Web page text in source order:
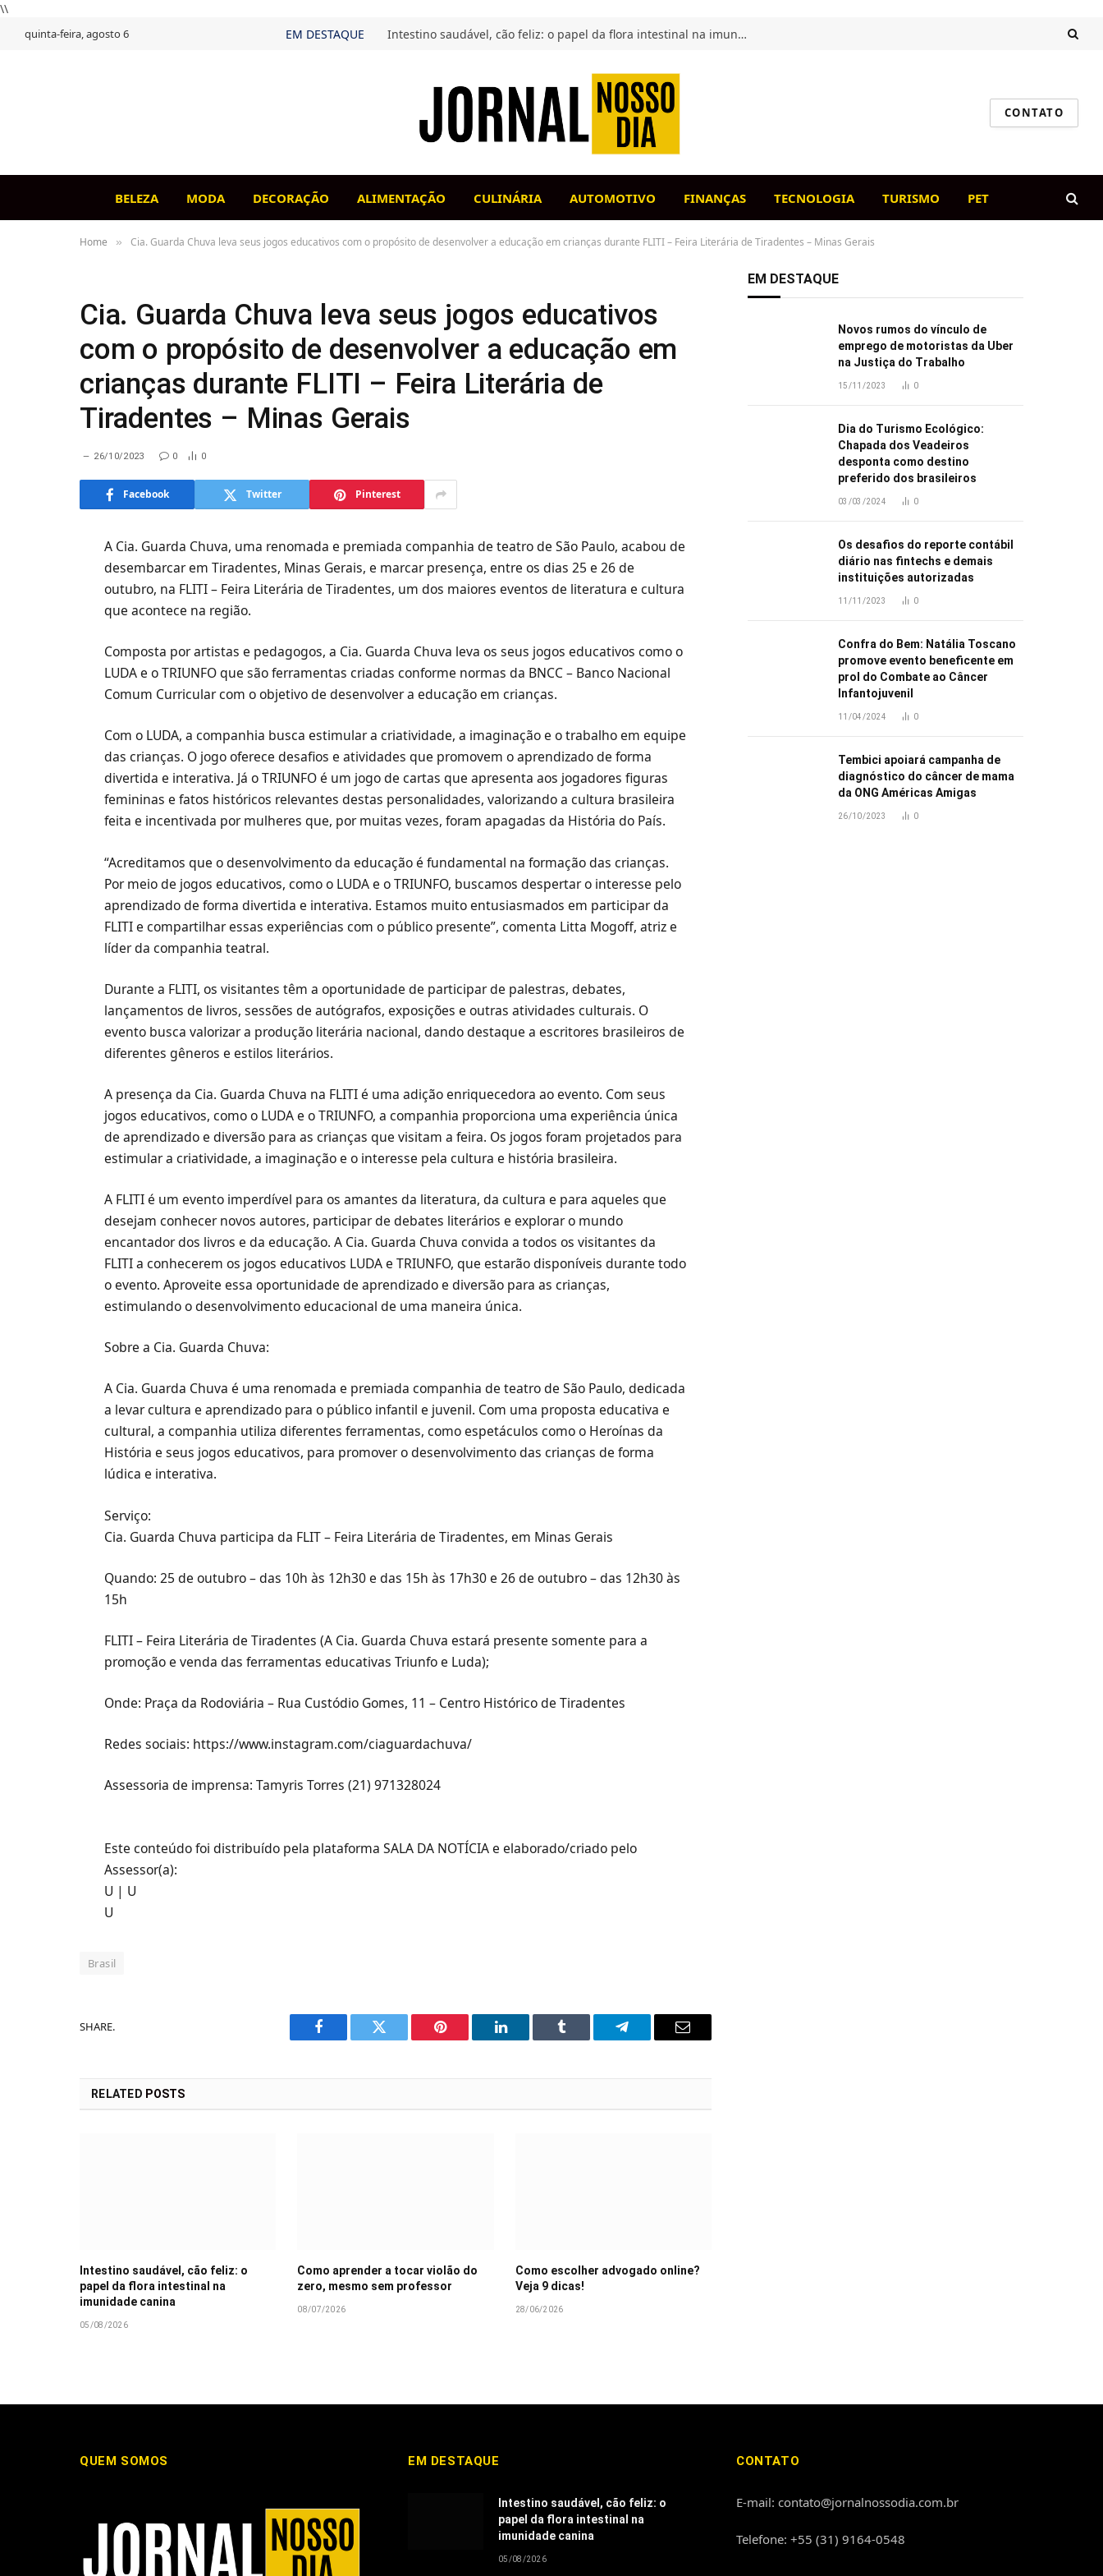
\\
quinta-feira, agosto 6 EM DESTAQUE Intestino saudável, cão feliz: o papel da flora intestinal na imunidade canina
CONTATO
BELEZA MODA DECORAÇÃO ALIMENTAÇÃO CULINÁRIA AUTOMOTIVO FINANÇAS TECNOLOGIA TURISMO PET
Home » Cia. Guarda Chuva leva seus jogos educativos com o propósito de desenvolver a educação em crianças durante FLITI – Feira Literária de Tiradentes – Minas Gerais
Cia. Guarda Chuva leva seus jogos educativos
com o propósito de desenvolver a educação em
crianças durante FLITI – Feira Literária de
Tiradentes – Minas Gerais
26/10/2023 0 0
Facebook Twitter Pinterest
A Cia. Guarda Chuva, uma renomada e premiada companhia de teatro de São Paulo, acabou de
desembarcar em Tiradentes, Minas Gerais, e marcar presença, entre os dias 25 e 26 de
outubro, na FLITI – Feira Literária de Tiradentes, um dos maiores eventos de literatura e cultura
que acontece na região.
Composta por artistas e pedagogos, a Cia. Guarda Chuva leva os seus jogos educativos como o
LUDA e o TRIUNFO que são ferramentas criadas conforme normas da BNCC – Banco Nacional
Comum Curricular com o objetivo de desenvolver a educação em crianças.
Com o LUDA, a companhia busca estimular a criatividade, a imaginação e o trabalho em equipe
das crianças. O jogo oferece desafios e atividades que promovem o aprendizado de forma
divertida e interativa. Já o TRIUNFO é um jogo de cartas que apresenta aos jogadores figuras
femininas e fatos históricos relevantes destas personalidades, valorizando a cultura brasileira
feita e incentivada por mulheres que, por muitas vezes, foram apagadas da História do País.
“Acreditamos que o desenvolvimento da educação é fundamental na formação das crianças.
Por meio de jogos educativos, como o LUDA e o TRIUNFO, buscamos despertar o interesse pelo
aprendizado de forma divertida e interativa. Estamos muito entusiasmados em participar da
FLITI e compartilhar essas experiências com o público presente”, comenta Litta Mogoff, atriz e
líder da companhia teatral.
Durante a FLITI, os visitantes têm a oportunidade de participar de palestras, debates,
lançamentos de livros, sessões de autógrafos, exposições e outras atividades culturais. O
evento busca valorizar a produção literária nacional, dando destaque a escritores brasileiros de
diferentes gêneros e estilos literários.
A presença da Cia. Guarda Chuva na FLITI é uma adição enriquecedora ao evento. Com seus
jogos educativos, como o LUDA e o TRIUNFO, a companhia proporciona uma experiência única
de aprendizado e diversão para as crianças que visitam a feira. Os jogos foram projetados para
estimular a criatividade, a imaginação e o interesse pela cultura e história brasileira.
A FLITI é um evento imperdível para os amantes da literatura, da cultura e para aqueles que
desejam conhecer novos autores, participar de debates literários e explorar o mundo
encantador dos livros e da educação. A Cia. Guarda Chuva convida a todos os visitantes da
FLITI a conhecerem os jogos educativos LUDA e TRIUNFO, que estarão disponíveis durante todo
o evento. Aproveite essa oportunidade de aprendizado e diversão para as crianças,
estimulando o desenvolvimento educacional de uma maneira única.
Sobre a Cia. Guarda Chuva:
A Cia. Guarda Chuva é uma renomada e premiada companhia de teatro de São Paulo, dedicada
a levar cultura e aprendizado para o público infantil e juvenil. Com uma proposta educativa e
cultural, a companhia utiliza diferentes ferramentas, como espetáculos como o Heroínas da
História e seus jogos educativos, para promover o desenvolvimento das crianças de forma
lúdica e interativa.
Serviço:
Cia. Guarda Chuva participa da FLIT – Feira Literária de Tiradentes, em Minas Gerais
Quando: 25 de outubro – das 10h às 12h30 e das 15h às 17h30 e 26 de outubro – das 12h30 às
15h
FLITI – Feira Literária de Tiradentes (A Cia. Guarda Chuva estará presente somente para a
promoção e venda das ferramentas educativas Triunfo e Luda);
Onde: Praça da Rodoviária – Rua Custódio Gomes, 11 – Centro Histórico de Tiradentes
Redes sociais: https://www.instagram.com/ciaguardachuva/
Assessoria de imprensa: Tamyris Torres (21) 971328024
Este conteúdo foi distribuído pela plataforma SALA DA NOTÍCIA e elaborado/criado pelo
Assessor(a):
U | U
U
Brasil
SHARE.
Facebook Twitter Pinterest LinkedIn Tumblr Telegram Email
RELATED POSTS
Intestino saudável, cão feliz: o
papel da flora intestinal na
imunidade canina
05/08/2026
Como aprender a tocar violão do
zero, mesmo sem professor
08/07/2026
Como escolher advogado online?
Veja 9 dicas!
28/06/2026
EM DESTAQUE
Novos rumos do vínculo de
emprego de motoristas da Uber
na Justiça do Trabalho
15/11/2023 0
Dia do Turismo Ecológico:
Chapada dos Veadeiros
desponta como destino
preferido dos brasileiros
03/03/2024 0
Os desafios do reporte contábil
diário nas fintechs e demais
instituições autorizadas
11/11/2023 0
Confra do Bem: Natália Toscano
promove evento beneficente em
prol do Combate ao Câncer
Infantojuvenil
11/04/2024 0
Tembici apoiará campanha de
diagnóstico do câncer de mama
da ONG Américas Amigas
26/10/2023 0
QUEM SOMOS EM DESTAQUE
Intestino saudável, cão feliz: o
papel da flora intestinal na
imunidade canina
05/08/2026
CONTATO
E-mail: contato@jornalnossodia.com.br
Telefone: +55 (31) 9164-0548